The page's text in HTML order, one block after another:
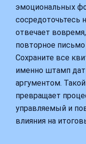
эмоциональных
сосредоточьтесь
отвечает
повторное письмо
Сохраните все
именно штамп
аргументом.
превращает
управляемый и
влияния на